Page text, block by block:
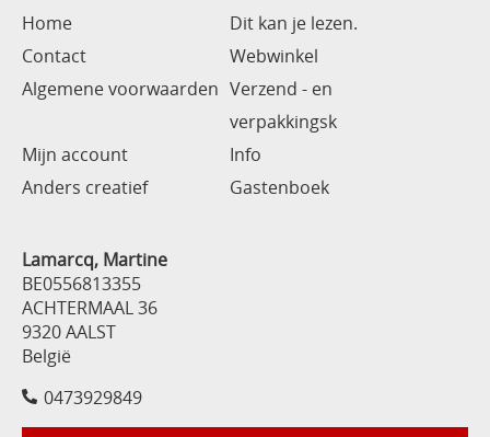
Home
Dit kan je lezen.
Contact
Webwinkel
Algemene voorwaarden Verzend - en
verpakkingsk
Mijn account
Info
Anders creatief
Gastenboek
Lamarcq, Martine
BE0556813355
ACHTERMAAL 36
9320 AALST
België
0473929849